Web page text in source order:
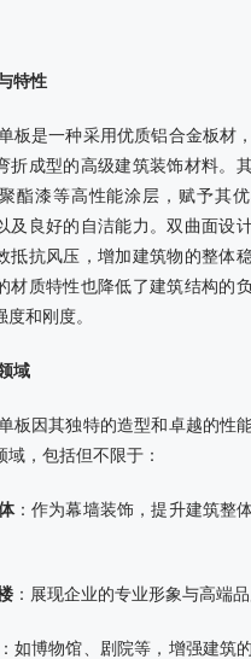
特性
板是一种采用优质铝合金板材
折成型的高级建筑装饰材料。
酯漆等高性能涂层，赋予其
及良好的自洁能力。双曲面设
抵抗风压，增加建筑物的整体
材质特性也降低了建筑结构的
和刚度。
域
板因其独特的造型和卓越的性
域，包括但不限于：
：作为幕墙装饰，提升建筑整
：展现企业的专业形象与高端品
：如博物馆、剧院等，增强建筑